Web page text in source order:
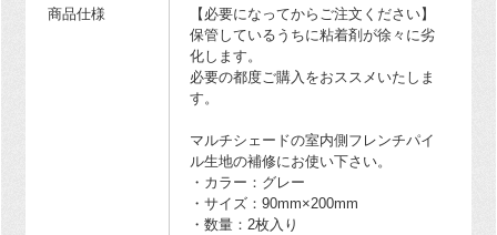
商品仕様
【必要になってからご注文ください】
保管しているうちに粘着剤が徐々に劣
化します。
必要の都度ご購入をおススメいたしま
す。
マルチシェードの室内側フレンチパイ
ル生地の補修にお使い下さい。
・カラー：グレー
・サイズ：90mm×200mm
・数量：2枚入り